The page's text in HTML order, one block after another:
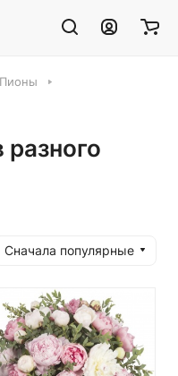
Пионы
Сначала популярные